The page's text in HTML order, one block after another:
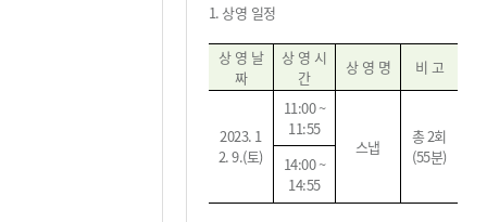
1. 상영 일정
상 영 날
짜
상 영 시
간
상 영 명 비 고
2023. 1
2. 9.(토)
11:00 ~
11:55
스냅
총2회
(55분)
14:00 ~
14:55